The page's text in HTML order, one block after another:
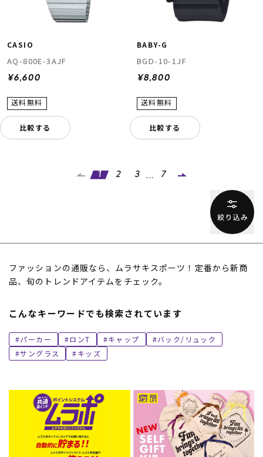
CASIO
AQ-800E-3AJF
¥6,600
比較する
BABY-G
BGD-10-1JF
¥8,800
比較する
1 2 3 ... 7
ファッションの通販なら、ムラサキスポーツ！定番から新商
品、旬のトレンドアイテムをチェック。
こんなキーワードでも検索されています
パーカー ロンT キャップ
バック/リュック
サングラス
キッズ